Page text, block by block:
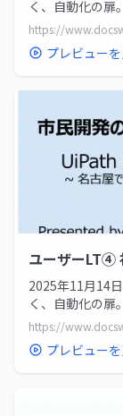
く、自動化の
https://
プレビュー
ユーザーLT④
2025年11月14
く、自動化の
https://
プレビュー